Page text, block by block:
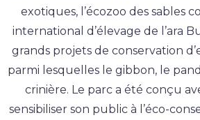
exotiques, l’écozoo des sables
international d’élevage de l’ara
grands projets de conservation
parmi lesquelles le gibbon, le
crinière. Le parc a été conçu
sensibiliser son public à l’éco-